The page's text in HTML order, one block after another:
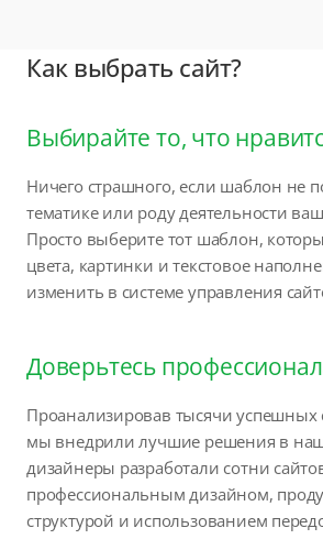
Как выбрать сайт?
Выбирайте то, что
Ничего страшного, если шаблон не
тематике или роду деятельности
Просто выберите тот шаблон,
цвета, картинки и текстовое
изменить в системе управления
Доверьтесь
Проанализировав тысячи успешных
мы внедрили лучшие решения в
дизайнеры разработали сотни
профессиональным дизайном,
структурой и использованием